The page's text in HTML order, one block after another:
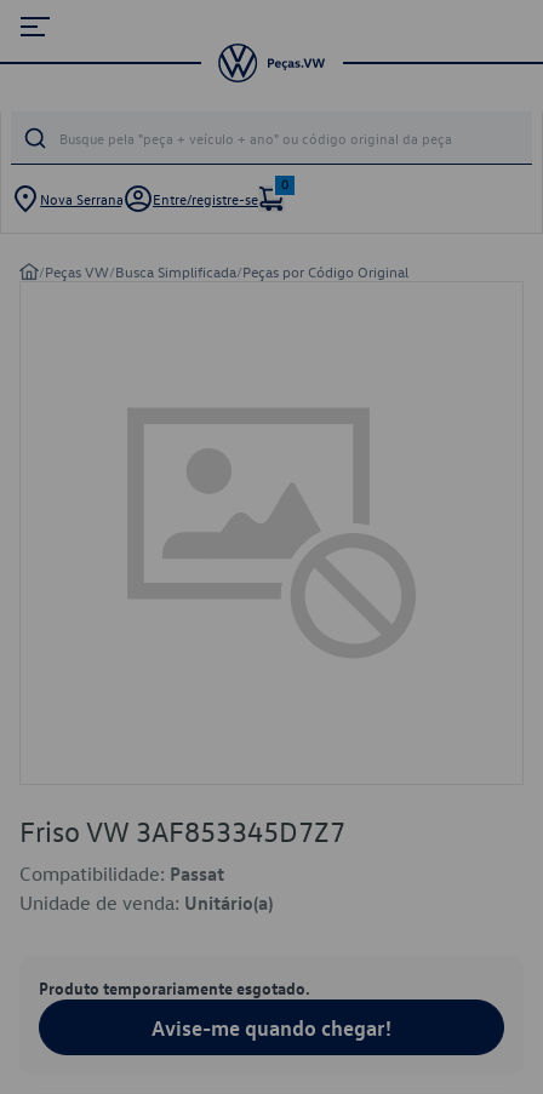
Nova Serrana Entre/registre-se
0
/Peças VW/Busca Simplificada/Peças por Código Original
Friso VW 3AF853345D7Z7
Compatibilidade: Passat
Unidade de venda: Unitário(a)
Produto temporariamente esgotado.
Avise-me quando chegar!